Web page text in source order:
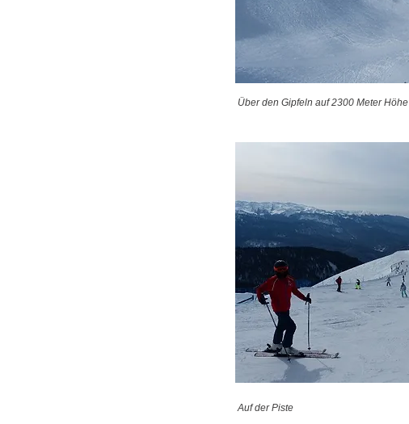
Über den Gipfeln auf 2300 Meter Höhe
Auf der Piste